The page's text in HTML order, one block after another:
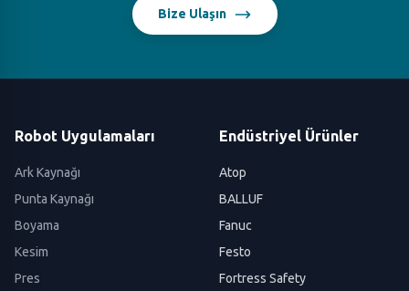
Bize Ulaşın
Robot Uygulamaları
Ark Kaynağı
Punta Kaynağı
Boyama
Kesim
Pres
Endüstriyel Ürünler
Atop
BALLUF
Fanuc
Festo
Fortress Safety